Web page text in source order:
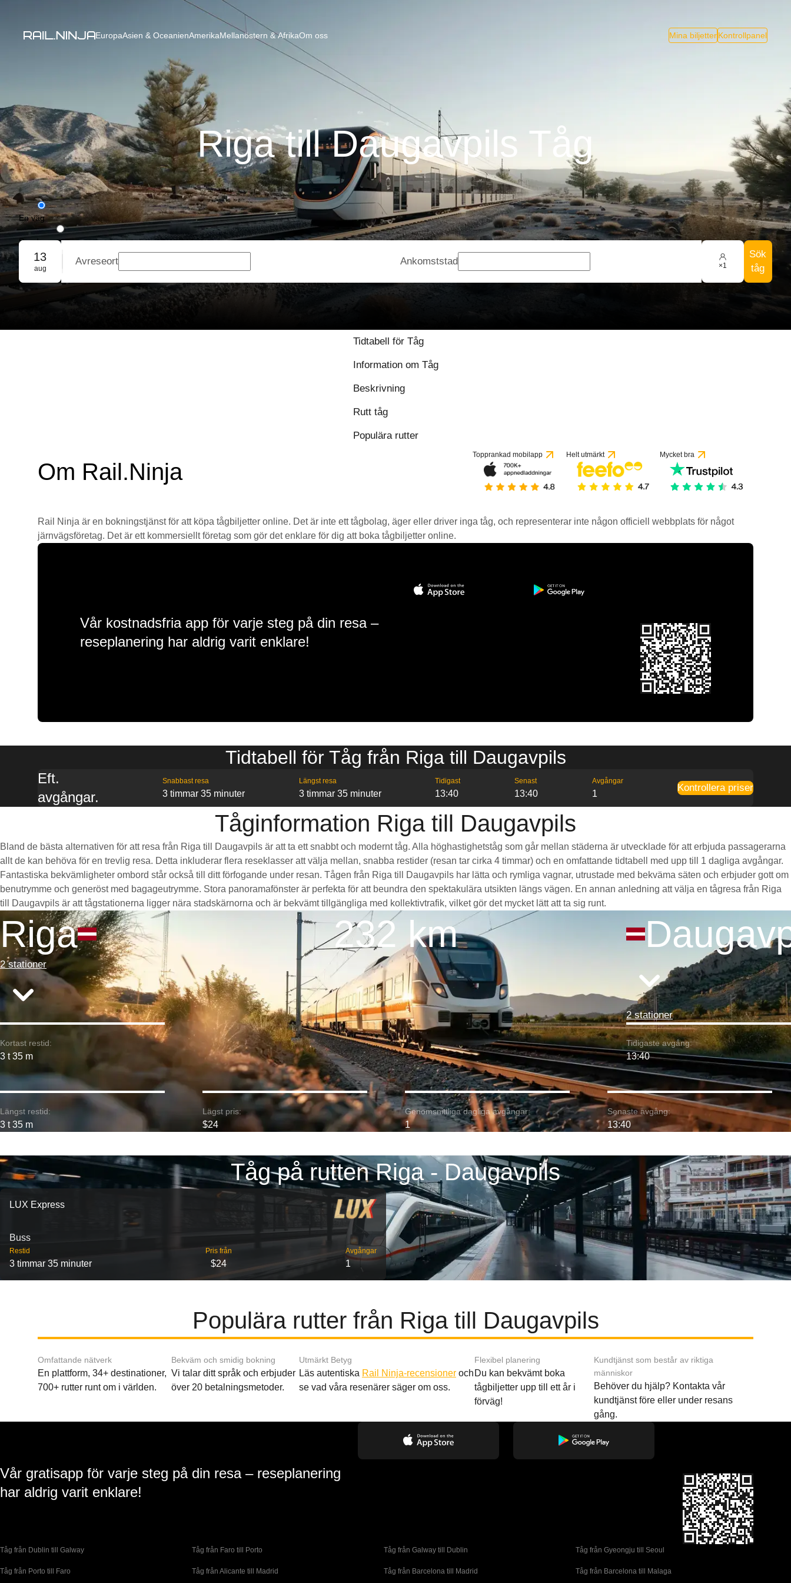
EuropaAsien & OceanienAmerikaMellanöstern & AfrikaOm oss Mina biljetterKontrollpanel
Riga till Daugavpils Tåg
En väg
Rundresa
Gruppbokning
13
aug
Avreseort Ankomststad ×1
Sök
tåg
Tidtabell för Tåg
Information om Tåg
Beskrivning
Rutt tåg
Populära rutter
Om Rail.Ninja
Topprankad mobilapp Helt utmärkt Mycket bra
Rail Ninja är en bokningstjänst för att köpa tågbiljetter online. Det är inte ett tågbolag, äger eller driver inga tåg, och representerar inte någon officiell webbplats för något
järnvägsföretag. Det är ett kommersiellt företag som gör det enklare för dig att boka tågbiljetter online.
Vår kostnadsfria app för varje steg på din resa –
reseplanering har aldrig varit enklare!
Tidtabell för Tåg från Riga till Daugavpils
Eft.
avgångar.
Snabbast resa
3 timmar 35 minuter
Längst resa
3 timmar 35 minuter
Tidigast
13:40
Senast
13:40
Avgångar
1
Kontrollera priser
Tåginformation Riga till Daugavpils
Bland de bästa alternativen för att resa från Riga till Daugavpils är att ta ett snabbt och modernt tåg. Alla höghastighetståg som går mellan städerna är utvecklade för att erbjuda passagerarna
allt de kan behöva för en trevlig resa. Detta inkluderar flera reseklasser att välja mellan, snabba restider (resan tar cirka 4 timmar) och en omfattande tidtabell med upp till 1 dagliga avgångar.
Fantastiska bekvämligheter ombord står också till ditt förfogande under resan. Tågen från Riga till Daugavpils har lätta och rymliga vagnar, utrustade med bekväma säten och erbjuder gott om
benutrymme och generöst med bagageutrymme. Stora panoramafönster är perfekta för att beundra den spektakulära utsikten längs vägen. En annan anledning att välja en tågresa från Riga
till Daugavpils är att tågstationerna ligger nära stadskärnorna och är bekvämt tillgängliga med kollektivtrafik, vilket gör det mycket lätt att ta sig runt.
Riga
2 stationer
232 km
2 stationer
Kortast restid:
3 t 35 m
Tidigaste avgång:
13:40
Längst restid:
3 t 35 m
Lägst pris:
$24
Genomsnittliga dagliga avgångar:
1
Senaste avgång:
13:40
Tåg på rutten Riga - Daugavpils
LUX Express
Buss
Restid
3 timmar 35 minuter
Pris från
$24
Avgångar
1
Populära rutter från Riga till Daugavpils
Omfattande nätverk
En plattform, 34+ destinationer,
700+ rutter runt om i världen.
Bekväm och smidig bokning
Vi talar ditt språk och erbjuder
över 20 betalningsmetoder.
Utmärkt Betyg
Läs autentiska Rail Ninja-recensioneroch
se vad våra resenärer säger om oss.
Flexibel planering
Du kan bekvämt boka
tågbiljetter upp till ett år i
förväg!
Kundtjänst som består av riktiga
människor
Behöver du hjälp? Kontakta vår
kundtjänst före eller under resans
gång.
Vår gratisapp för varje steg på din resa – reseplanering
har aldrig varit enklare!
Tåg från Dublin till Galway Tåg från Faro till Porto Tåg från Galway till Dublin Tåg från Gyeongju till Seoul
Tåg från Porto till Faro Tåg från Alicante till Madrid Tåg från Barcelona till Madrid Tåg från Barcelona till Malaga